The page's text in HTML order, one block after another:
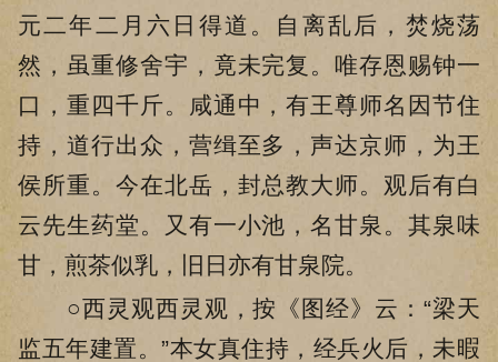
元二年二月六日得道。自离乱后，焚烧荡
然，虽重修舍宇，竟未完复。唯存恩赐钟一
口，重四千斤。咸通中，有王尊师名因节住
持，道行出众，营缉至多，声达京师，为王
侯所重。今在北岳，封总教大师。观后有白
云先生药堂。又有一小池，名甘泉。其泉味
甘，煎茶似乳，旧日亦有甘泉院。
○西灵观西灵观，按《图经》云：“梁天
监五年建置。”本女真住持，经兵火后，未暇